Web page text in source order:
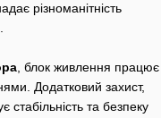
різноманітність
, блок живлення працює
Додатковий захист,
та безпеку